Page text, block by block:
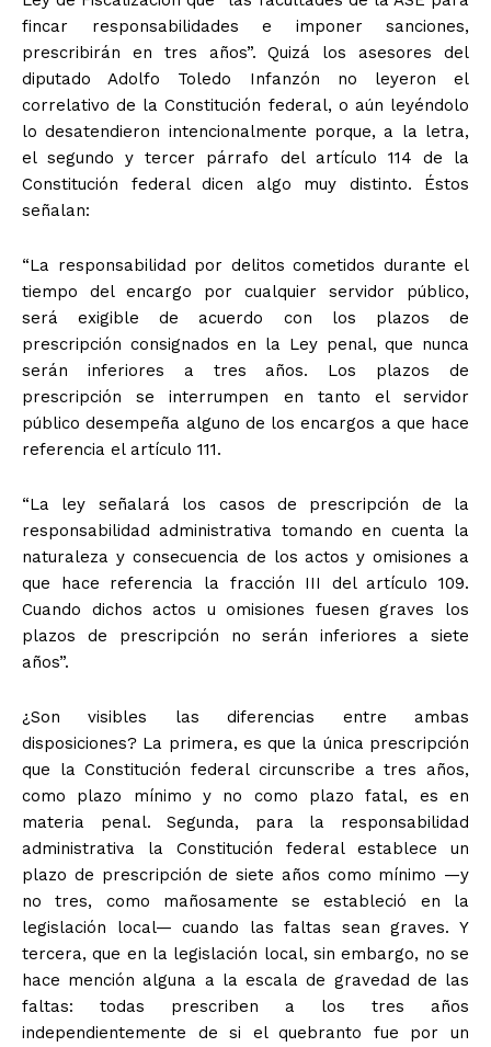
+ Todas las formas de lucha, potencialmente enlazadas
fincar responsabilidades e imponer sanciones,
prescribirán en tres años”. Quizá los asesores del
diputado Adolfo Toledo Infanzón no leyeron el
correlativo de la Constitución federal, o aún leyéndolo
lo desatendieron intencionalmente porque, a la letra,
el segundo y tercer párrafo del artículo 114 de la
Constitución federal dicen algo muy distinto. Éstos
señalan:
“La responsabilidad por delitos cometidos durante el
tiempo del encargo por cualquier servidor público,
será exigible de acuerdo con los plazos de
prescripción consignados en la Ley penal, que nunca
serán inferiores a tres años. Los plazos de
prescripción se interrumpen en tanto el servidor
público desempeña alguno de los encargos a que hace
referencia el artículo 111.
“La ley señalará los casos de prescripción de la
responsabilidad administrativa tomando en cuenta la
naturaleza y consecuencia de los actos y omisiones a
que hace referencia la fracción III del artículo 109.
Cuando dichos actos u omisiones fuesen graves los
plazos de prescripción no serán inferiores a siete
años”.
¿Son visibles las diferencias entre ambas
disposiciones? La primera, es que la única prescripción
que la Constitución federal circunscribe a tres años,
como plazo mínimo y no como plazo fatal, es en
materia penal. Segunda, para la responsabilidad
administrativa la Constitución federal establece un
plazo de prescripción de siete años como mínimo —y
no tres, como mañosamente se estableció en la
legislación local— cuando las faltas sean graves. Y
tercera, que en la legislación local, sin embargo, no se
hace mención alguna a la escala de gravedad de las
faltas: todas prescriben a los tres años
independientemente de si el quebranto fue por un